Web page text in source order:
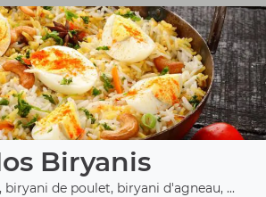
Biryanis
de poulet, biryani d'agneau, ...